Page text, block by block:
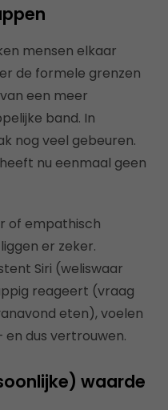
mensen elkaar
de formele grenzen
een meer
band. In
nog veel gebeuren.
nu eenmaal geen
of empathisch
er zeker.
Siri (weliswaar
reageert (vraag
eten), voelen
dus vertrouwen.
waarde